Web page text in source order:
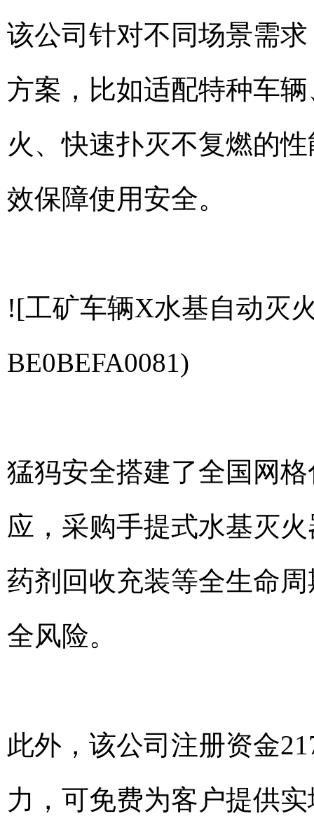
该公司针对不同场景需
方案，比如适配特种车
火、快速扑灭不复燃的
效保障使用安全。
![工矿车辆X水基自动灭
BE0BEFA0081)
猛犸安全搭建了全国网
应，采购手提式水基灭
药剂回收充装等全生命
全风险。
此外，该公司注册资金
力，可免费为客户提供